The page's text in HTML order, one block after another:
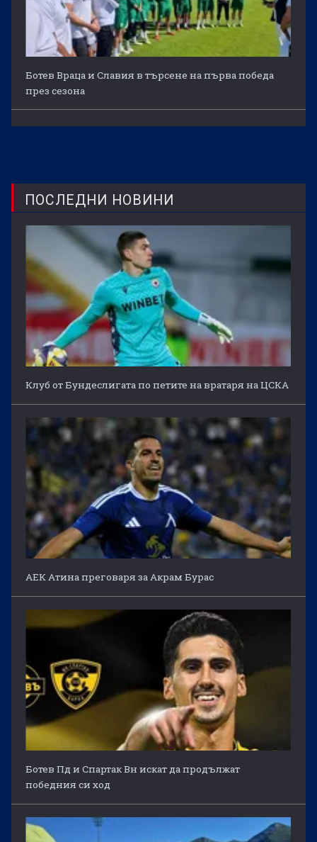
Ботев Враца и Славия в търсене на първа победа
през сезона
ПОСЛЕДНИ НОВИНИ
Клуб от Бундеслигата по петите на вратаря на ЦСКА
АЕК Атина преговаря за Акрам Бурас
Ботев Пд и Спартак Вн искат да продължат
победния си ход